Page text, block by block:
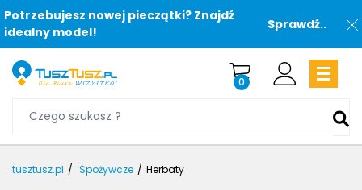
Potrzebujesz nowej pieczątki? Znajdź
idealny model!
Sprawdź..
0
tusztusz.pl Spożywcze Herbaty